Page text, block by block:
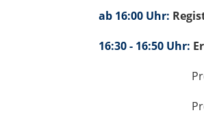
ab 16:00 Uhr:
16:30 - 16:50 Uhr:
Prof. Dr.
Prof. Dr.